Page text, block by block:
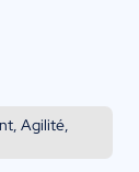
Agilité,